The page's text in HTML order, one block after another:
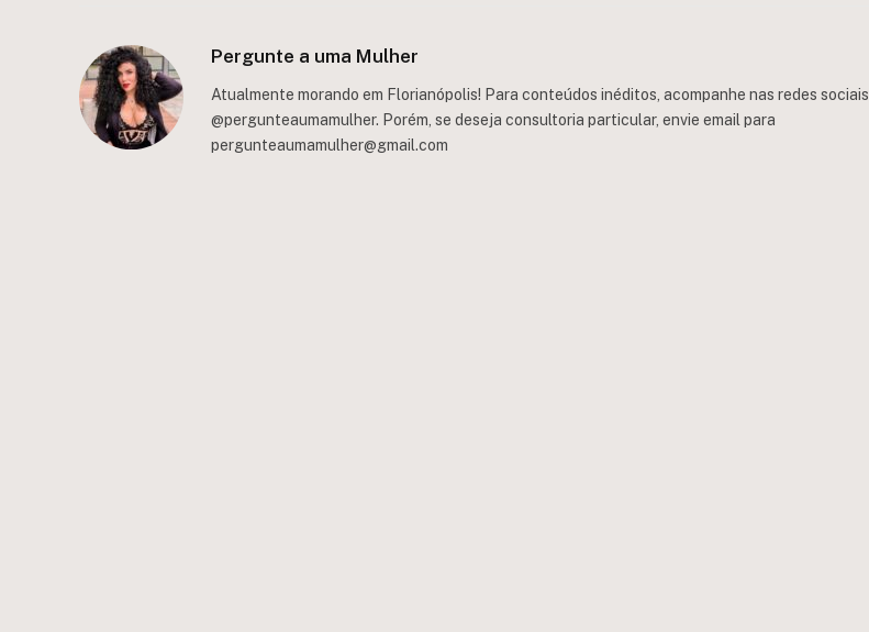
Pergunte a uma Mulher
Atualmente morando em Florianópolis! Para conteúdos inéditos, acompanhe nas redes sociais
@pergunteaumamulher. Porém, se deseja consultoria particular, envie email para
pergunteaumamulher@gmail.com